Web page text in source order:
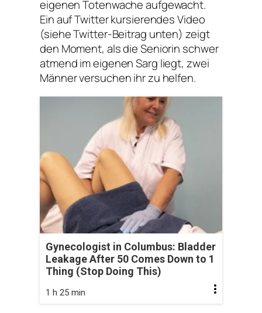
eigenen Totenwache aufgewacht.
Ein auf Twitter kursierendes Video
(siehe Twitter-Beitrag unten) zeigt
den Moment, als die Seniorin schwer
atmend im eigenen Sarg liegt, zwei
Männer versuchen ihr zu helfen.
Gynecologist in Columbus: Bladder
Leakage After 50 Comes Down to 1
Thing (Stop Doing This)
1 h 25 min